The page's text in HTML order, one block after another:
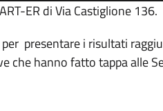
ER di Via Castiglione 136.
presentare i risultati
che hanno fatto tappa alle